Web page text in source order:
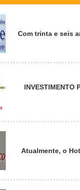
Com trinta e seis
Atualmente, o